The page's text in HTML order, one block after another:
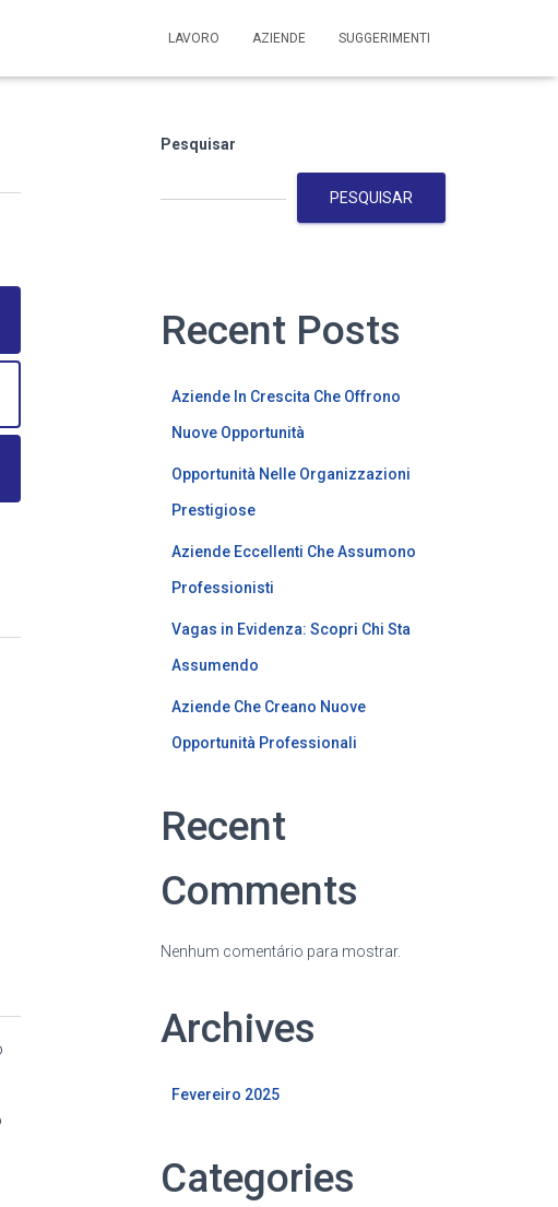
LAVORO AZIENDE SUGGERIMENTI
Pesquisar
PESQUISAR
Recent Posts
Aziende In Crescita Che Offrono
Nuove Opportunità
Opportunità Nelle Organizzazioni
Prestigiose
Aziende Eccellenti Che Assumono
Professionisti
Vagas in Evidenza: Scopri Chi Sta
Assumendo
Aziende Che Creano Nuove
Opportunità Professionali
Recent
Comments
Nenhum comentário para mostrar.
Archives
Fevereiro 2025
Categories